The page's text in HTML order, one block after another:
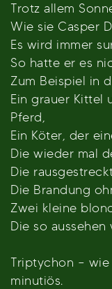
Trotz allem
Wie sie Casper
Es wird immer
So hatte er es
Zum Beispiel in
Ein grauer Kittel
Pferd,
Ein Köter, der
Die wieder mal
Die
Die Brandung
Zwei kleine
Die so aussehen
Triptychon –
minutiös.